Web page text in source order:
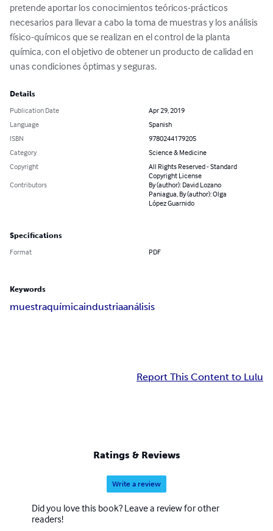
pretende aportar los conocimientos teóricos-prácticos
necesarios para llevar a cabo la toma de muestras y los análisis
físico-químicos que se realizan en el control de la planta
química, con el objetivo de obtener un producto de calidad en
unas condiciones óptimas y seguras.
Details
Publication Date
Apr 29, 2019
Language
Spanish
ISBN
9780244179205
Category
Science & Medicine
Copyright
All Rights Reserved - Standard
Copyright License
Contributors
By (author): David Lozano
Paniagua, By (author): Olga
López Guarnido
Specifications
Format PDF
Keywords
muestraquímicaindustriaanálisis
Report This Content to Lulu
Ratings & Reviews
Write a review
Did you love this book? Leave a review for other
readers!